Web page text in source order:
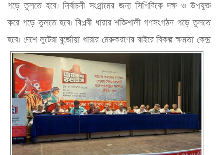
গড়ে তুলতে হবে। নির্বাচনী সংগ্রামের জন্য সিপিবিকে দক্ষ ও উপযুক্ত
করে গড়ে তুলতে হবে। বিপ্লবী ধারার শক্তিশালী গণসংগঠন গড়ে তুলতে
হবে। দেশে লুটেরা বুর্জোয়া ধারার মেরুকরণের বাইরে বিকল্প ক্ষমতা কেন্দ্র